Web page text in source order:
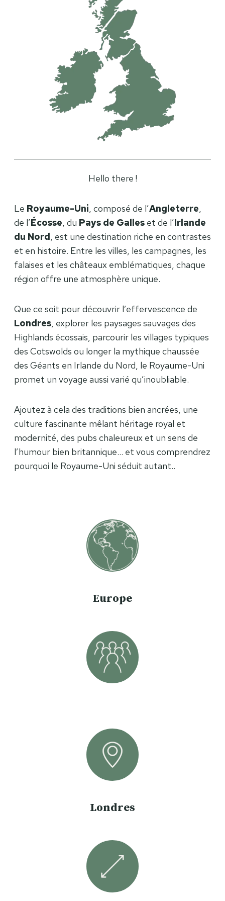
Hello there !
Le Royaume-Uni, composé de l’Angleterre,
de l’Écosse, du Pays de Galles et de l’Irlande
du Nord, est une destination riche en contrastes
et en histoire. Entre les villes, les campagnes, les
falaises et les châteaux emblématiques, chaque
région offre une atmosphère unique.
Que ce soit pour découvrir l’effervescence de
Londres, explorer les paysages sauvages des
Highlands écossais, parcourir les villages typiques
des Cotswolds ou longer la mythique chaussée
des Géants en Irlande du Nord, le Royaume-Uni
promet un voyage aussi varié qu’inoubliable.
Ajoutez à cela des traditions bien ancrées, une
culture fascinante mêlant héritage royal et
modernité, des pubs chaleureux et un sens de
l’humour bien britannique… et vous comprendrez
pourquoi le Royaume-Uni séduit autant..
Europe
Londres